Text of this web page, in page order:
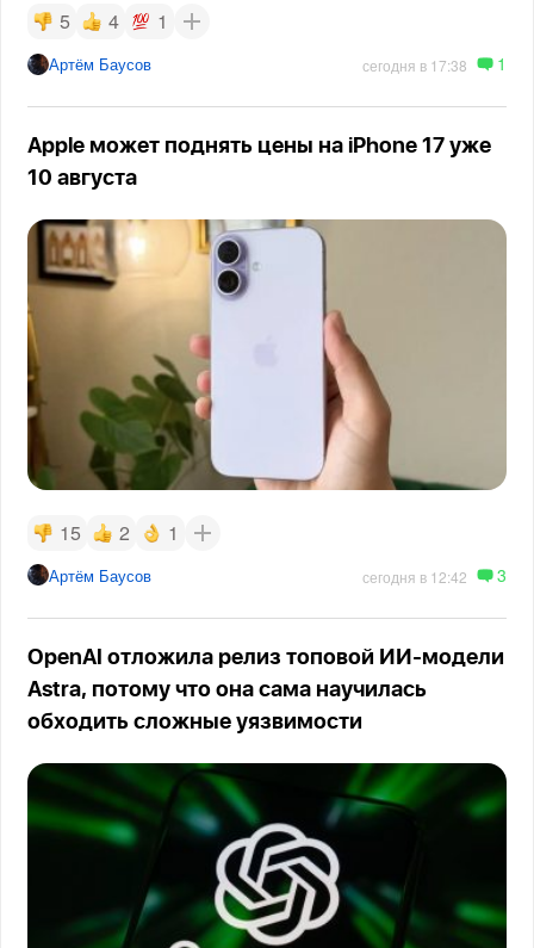
5 4 1
Артём Баусов сегодня в 17:38 1
Apple может поднять цены на iPhone 17 уже
10 августа
15 2 1
Артём Баусов сегодня в 12:42 3
OpenAI отложила релиз топовой ИИ-модели
Astra, потому что она сама научилась
обходить сложные уязвимости